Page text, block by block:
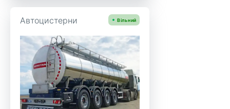
Автоцистерни Вільний